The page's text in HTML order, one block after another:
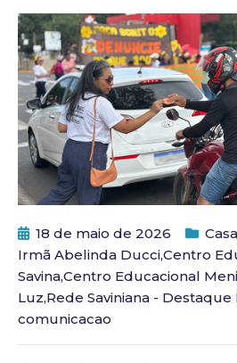
18 de maio de 2026
Irmã Abelinda Ducci,Centro
Savina,Centro Educacional
Luz,Rede Saviniana - Destaque
comunicacao